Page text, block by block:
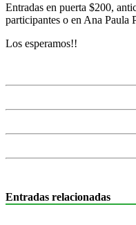
Entradas en puerta $200,
participantes o en Ana Paula
Los esperamos!!
Entradas relacionadas